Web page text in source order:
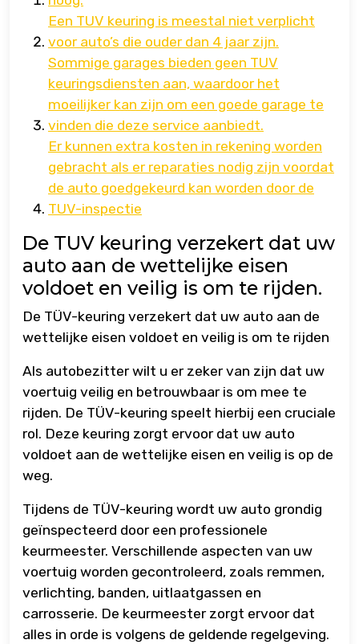
Een TUV keuring is meestal niet verplicht
voor auto’s die ouder dan 4 jaar zijn.
Sommige garages bieden geen TUV
keuringsdiensten aan, waardoor het
moeilijker kan zijn om een goede garage te
vinden die deze service aanbiedt.
Er kunnen extra kosten in rekening worden
gebracht als er reparaties nodig zijn voordat
de auto goedgekeurd kan worden door de
TUV-inspectie
De TUV keuring verzekert dat uw
auto aan de wettelijke eisen
voldoet en veilig is om te rijden.
De TÜV-keuring verzekert dat uw auto aan de
wettelijke eisen voldoet en veilig is om te rijden
Als autobezitter wilt u er zeker van zijn dat uw
voertuig veilig en betrouwbaar is om mee te
rijden. De TÜV-keuring speelt hierbij een cruciale
rol. Deze keuring zorgt ervoor dat uw auto
voldoet aan de wettelijke eisen en veilig is op de
weg.
Tijdens de TÜV-keuring wordt uw auto grondig
geïnspecteerd door een professionele
keurmeester. Verschillende aspecten van uw
voertuig worden gecontroleerd, zoals remmen,
verlichting, banden, uitlaatgassen en
carrosserie. De keurmeester zorgt ervoor dat
alles in orde is volgens de geldende regelgeving.